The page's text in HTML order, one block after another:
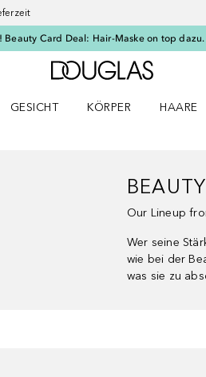
Beauty Card Deal: Hair-Maske on top dazu.
Zur
GESICHT
KÖRPER
HAARE
Our Lineup
Wer seine
wie bei der
was sie zu